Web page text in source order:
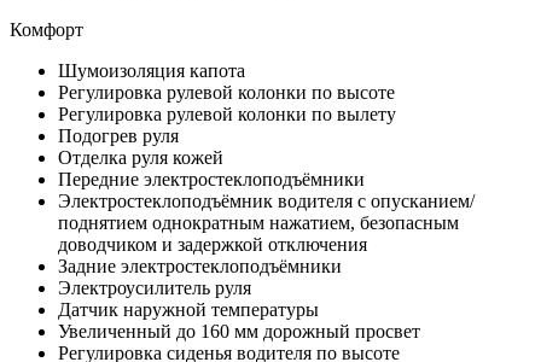
Комфорт
Шумоизоляция капота
Регулировка рулевой колонки по высоте
Регулировка рулевой колонки по вылету
Подогрев руля
Отделка руля кожей
Передние электростеклоподъёмники
Электростеклоподъёмник водителя с опусканием/
поднятием однократным нажатием, безопасным
доводчиком и задержкой отключения
Задние электростеклоподъёмники
Электроусилитель руля
Датчик наружной температуры
Увеличенный до 160 мм дорожный просвет
Регулировка сиденья водителя по высоте